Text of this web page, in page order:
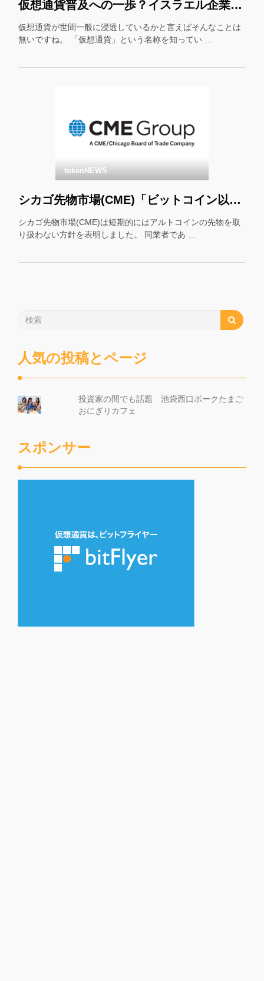
仮想通貨普及への一歩？イスラエル企業が仮想通貨をギフトカード化！
仮想通貨が世間一般に浸透しているかと言えばそんなことは
無いですね。 「仮想通貨」という名称を知ってい …
tokenNEWS
シカゴ先物市場(CME)「ビットコイン以外の先物はやりません」
シカゴ先物市場(CME)は短期的にはアルトコインの先物を取
り扱わない方針を表明しました。 同業者であ …
人気の投稿とページ
投資家の間でも話題 池袋西口ポークたまご
おにぎりカフェ
スポンサー